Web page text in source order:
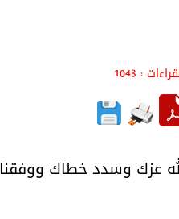
: 1043
عزك وسدد خطاك ووفقنا